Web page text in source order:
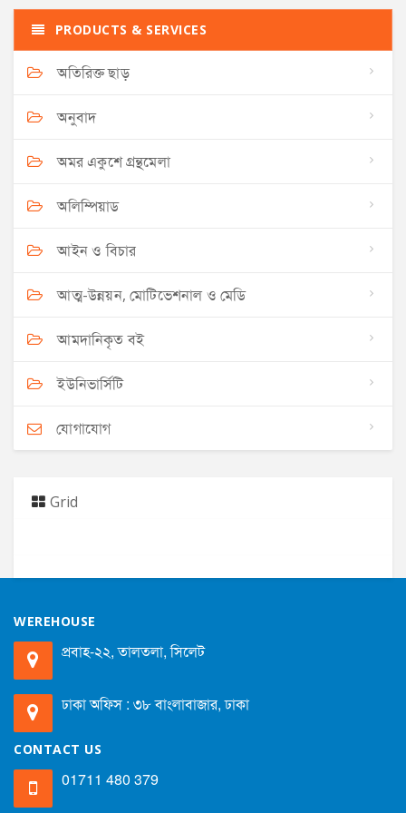
PRODUCTS & SERVICES
অতিরিক্ত ছাড়
অনুবাদ
অমর একুশে গ্রন্থমেলা
অলিম্পিয়াড
আইন ও বিচার
আত্ম-উন্নয়ন, মোটিভেশনাল ও মেডি
আমদানিকৃত বই
ইউনিভার্সিটি
যোগাযোগ
Grid
WEREHOUSE
প্রবাহ-২২, তালতলা, সিলেট
ঢাকা অফিস : ৩৮ বাংলাবাজার, ঢাকা
CONTACT US
01711 480 379